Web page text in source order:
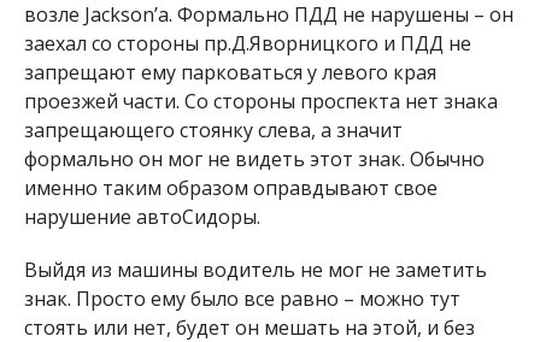
возле Jackson’a. Формально ПДД не нарушены – он
заехал со стороны пр.Д.Яворницкого и ПДД не
запрещают ему парковаться у левого края
проезжей части. Со стороны проспекта нет знака
запрещающего стоянку слева, а значит
формально он мог не видеть этот знак. Обычно
именно таким образом оправдывают свое
нарушение автоСидоры.
Выйдя из машины водитель не мог не заметить
знак. Просто ему было все равно – можно тут
стоять или нет, будет он мешать на этой, и без